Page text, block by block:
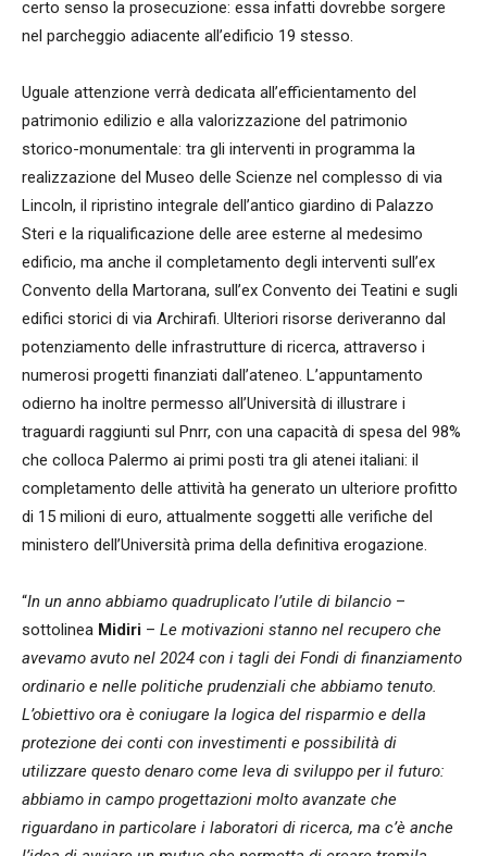
certo senso la prosecuzione: essa infatti dovrebbe sorgere
nel parcheggio adiacente all’edificio 19 stesso.
Uguale attenzione verrà dedicata all’efficientamento del
patrimonio edilizio e alla valorizzazione del patrimonio
storico-monumentale: tra gli interventi in programma la
realizzazione del Museo delle Scienze nel complesso di via
Lincoln, il ripristino integrale dell’antico giardino di Palazzo
Steri e la riqualificazione delle aree esterne al medesimo
edificio, ma anche il completamento degli interventi sull’ex
Convento della Martorana, sull’ex Convento dei Teatini e sugli
edifici storici di via Archirafi. Ulteriori risorse deriveranno dal
potenziamento delle infrastrutture di ricerca, attraverso i
numerosi progetti finanziati dall’ateneo. L’appuntamento
odierno ha inoltre permesso all’Università di illustrare i
traguardi raggiunti sul Pnrr, con una capacità di spesa del 98%
che colloca Palermo ai primi posti tra gli atenei italiani: il
completamento delle attività ha generato un ulteriore profitto
di 15 milioni di euro, attualmente soggetti alle verifiche del
ministero dell’Università prima della definitiva erogazione.
“In un anno abbiamo quadruplicato l’utile di bilancio –
sottolinea Midiri – Le motivazioni stanno nel recupero che
avevamo avuto nel 2024 con i tagli dei Fondi di finanziamento
ordinario e nelle politiche prudenziali che abbiamo tenuto.
L’obiettivo ora è coniugare la logica del risparmio e della
protezione dei conti con investimenti e possibilità di
utilizzare questo denaro come leva di sviluppo per il futuro:
abbiamo in campo progettazioni molto avanzate che
riguardano in particolare i laboratori di ricerca, ma c’è anche